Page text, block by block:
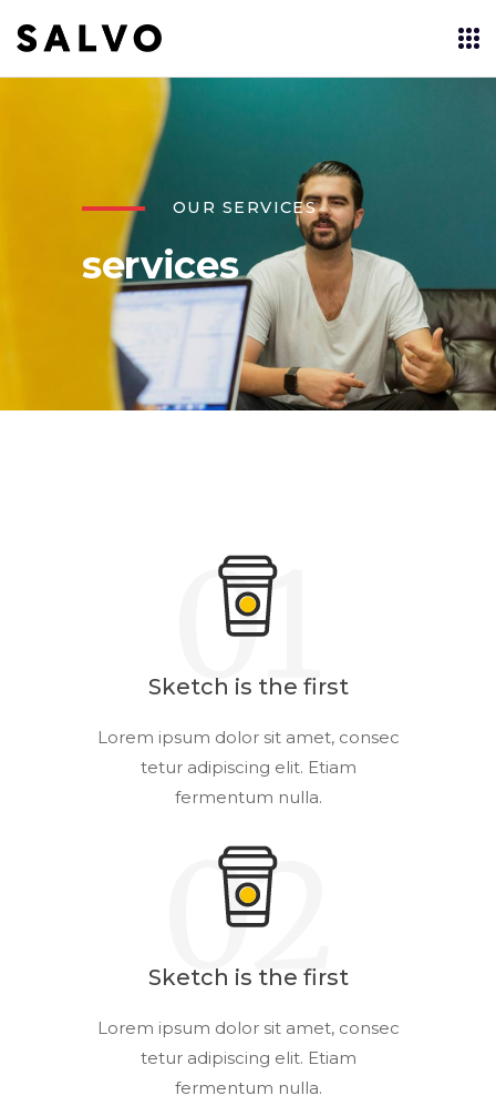
OUR SERVICES
services
Sketch is the first
01
Lorem ipsum dolor sit amet, consec
tetur adipiscing elit. Etiam
fermentum nulla.
Sketch is the first
02
Lorem ipsum dolor sit amet, consec
tetur adipiscing elit. Etiam
fermentum nulla.